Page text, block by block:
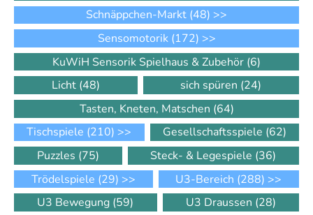
Schnäppchen-Markt (48) >>
Sensomotorik (172) >>
KuWiH Sensorik Spielhaus & Zubehör (6)
Licht (48) sich spüren (24)
Tasten, Kneten, Matschen (64)
Tischspiele (210) >> Gesellschaftsspiele (62)
Puzzles (75) Steck- & Legespiele (36)
Trödelspiele (29) >> U3-Bereich (288) >>
U3 Bewegung (59) U3 Draussen (28)